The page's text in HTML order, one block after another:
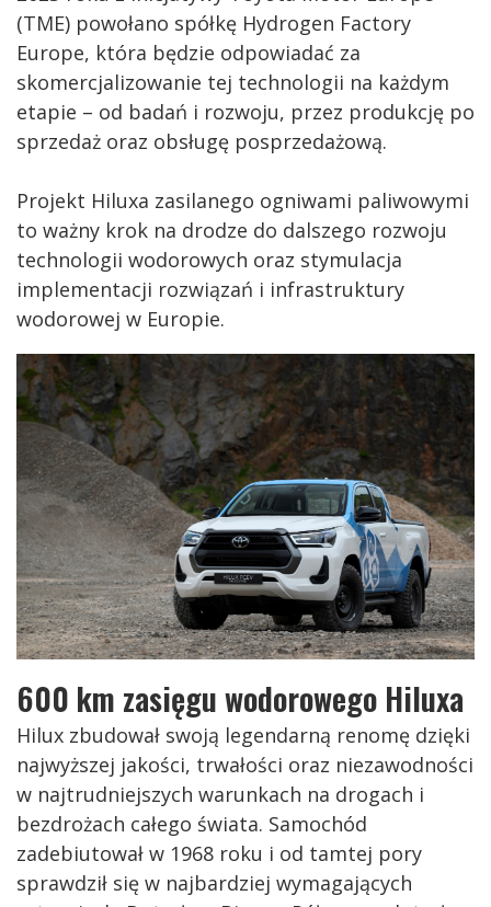
(TME) powołano spółkę Hydrogen Factory
Europe, która będzie odpowiadać za
skomercjalizowanie tej technologii na każdym
etapie – od badań i rozwoju, przez produkcję po
sprzedaż oraz obsługę posprzedażową.
Projekt Hiluxa zasilanego ogniwami paliwowymi
to ważny krok na drodze do dalszego rozwoju
technologii wodorowych oraz stymulacja
implementacji rozwiązań i infrastruktury
wodorowej w Europie.
600 km zasięgu wodorowego Hiluxa
Hilux zbudował swoją legendarną renomę dzięki
najwyższej jakości, trwałości oraz niezawodności
w najtrudniejszych warunkach na drogach i
bezdrożach całego świata. Samochód
zadebiutował w 1968 roku i od tamtej pory
sprawdził się w najbardziej wymagających